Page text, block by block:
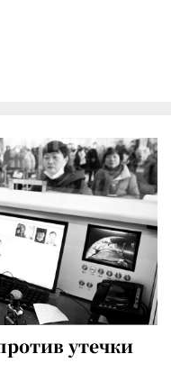
утечки